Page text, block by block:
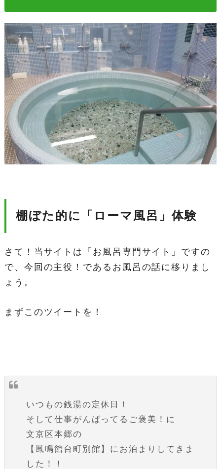
棚ぼた的に「ローマ風呂」体験
さて！当サイトは「お風呂専門サイト」ですの
で、今回の主役！であるお風呂の話に移りまし
ょう。
まずこのツイートを！
いつもの銭湯の定休日！
そして仕事がんばってるご褒美！に
文京区本郷の
【鳳鳴館台町別館】にお泊まりしてきま
した！！